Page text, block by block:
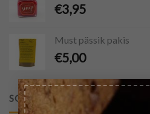
€3,95
Must pässik pakis
€5,00
SOOVITATUD